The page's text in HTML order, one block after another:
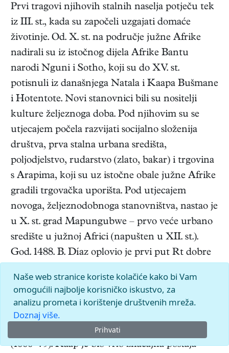
Prvi tragovi njihovih stalnih naselja potječu tek
iz III. st., kada su započeli uzgajati domaće
životinje. Od. X. st. na područje južne Afrike
nadirali su iz istočnog dijela Afrike Bantu
narodi Nguni i Sotho, koji su do XV. st.
potisnuli iz današnjega Natala i Kaapa Bušmane
i Hotentote. Novi stanovnici bili su nositelji
kulture željeznoga doba. Pod njihovim su se
utjecajem počela razvijati socijalno složenija
društva, prva stalna urbana središta,
poljodjelstvo, rudarstvo (zlato, bakar) i trgovina
s Arapima, koji su uz istočne obale južne Afrike
gradili trgovačka uporišta. Pod utjecajem
novoga, željeznodobnoga stanovništva, nastao je
u X. st. grad Mapungubwe – prvo veće urbano
središte u južnoj Africi (napušten u XII. st.).
God. 1488. B. Díaz oplovio je prvi put Rt dobre
nizozemske Istočnoindijske kompanije osnovao
je 1652. u Kaapu prvo naselje bijelih doseljenika
(Kapstadt). Radi zaštite novoga posjeda
Nizozemci su u Kaapu sagradili snažnu utvrdu
(1666–79). Kaap je bio vrlo značajna postaja
Naše web stranice koriste kolačiće kako bi Vam
omogućili najbolje korisničko iskustvo, za
analizu prometa i korištenje društvenih mreža.
Doznaj više.
Prihvati